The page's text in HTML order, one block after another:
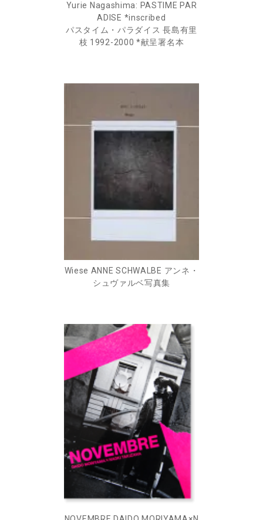
Yurie Nagashima: PASTIME PAR
ADISE *inscribed
パスタイム・パラダイス 長島有里
枝 1992-2000 *献呈署名本
Wiese ANNE SCHWALBE アンネ・
シュヴァルベ写真集